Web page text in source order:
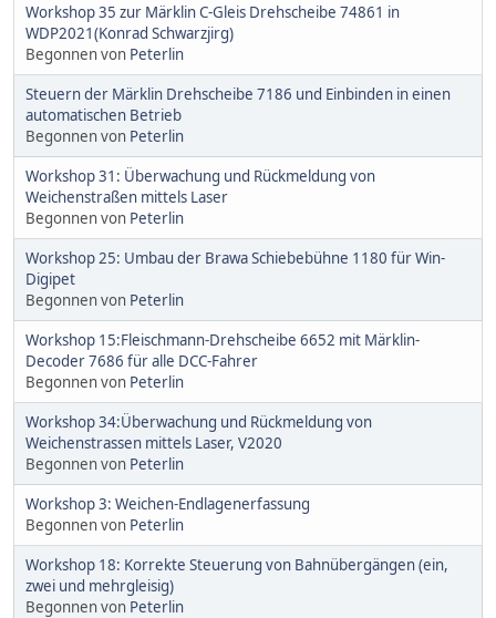
Workshop 35 zur Märklin C-Gleis Drehscheibe 74861 in
WDP2021(Konrad Schwarzjirg)
Begonnen von Peterlin
Steuern der Märklin Drehscheibe 7186 und Einbinden in einen
automatischen Betrieb
Begonnen von Peterlin
Workshop 31: Überwachung und Rückmeldung von
Weichenstraßen mittels Laser
Begonnen von Peterlin
Workshop 25: Umbau der Brawa Schiebebühne 1180 für Win-
Digipet
Begonnen von Peterlin
Workshop 15:Fleischmann-Drehscheibe 6652 mit Märklin-
Decoder 7686 für alle DCC-Fahrer
Begonnen von Peterlin
Workshop 34:Überwachung und Rückmeldung von
Weichenstrassen mittels Laser, V2020
Begonnen von Peterlin
Workshop 3: Weichen-Endlagenerfassung
Begonnen von Peterlin
Workshop 18: Korrekte Steuerung von Bahnübergängen (ein,
zwei und mehrgleisig)
Begonnen von Peterlin